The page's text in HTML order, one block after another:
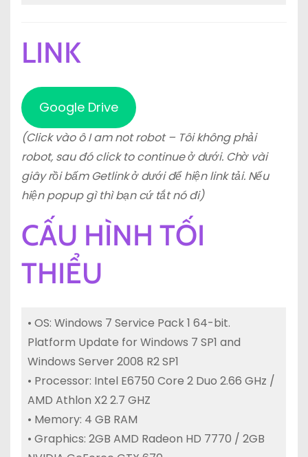
LINK
Google Drive
(Click vào ô I am not robot – Tôi không phải
robot, sau đó click to continue ở dưới. Chờ vài
giây rồi bấm Getlink ở dưới để hiện link tải. Nếu
hiện popup gì thì bạn cứ tắt nó đi)
CẤU HÌNH TỐI
THIỂU
• OS: Windows 7 Service Pack 1 64-bit.
Platform Update for Windows 7 SP1 and
Windows Server 2008 R2 SP1
• Processor: Intel E6750 Core 2 Duo 2.66 GHz /
AMD Athlon X2 2.7 GHZ
• Memory: 4 GB RAM
• Graphics: 2GB AMD Radeon HD 7770 / 2GB